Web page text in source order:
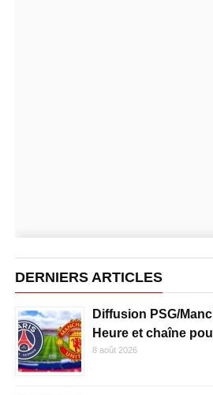
DERNIERS ARTICLES
Diffusion PSG/
Heure et chaîne
8 août 2026